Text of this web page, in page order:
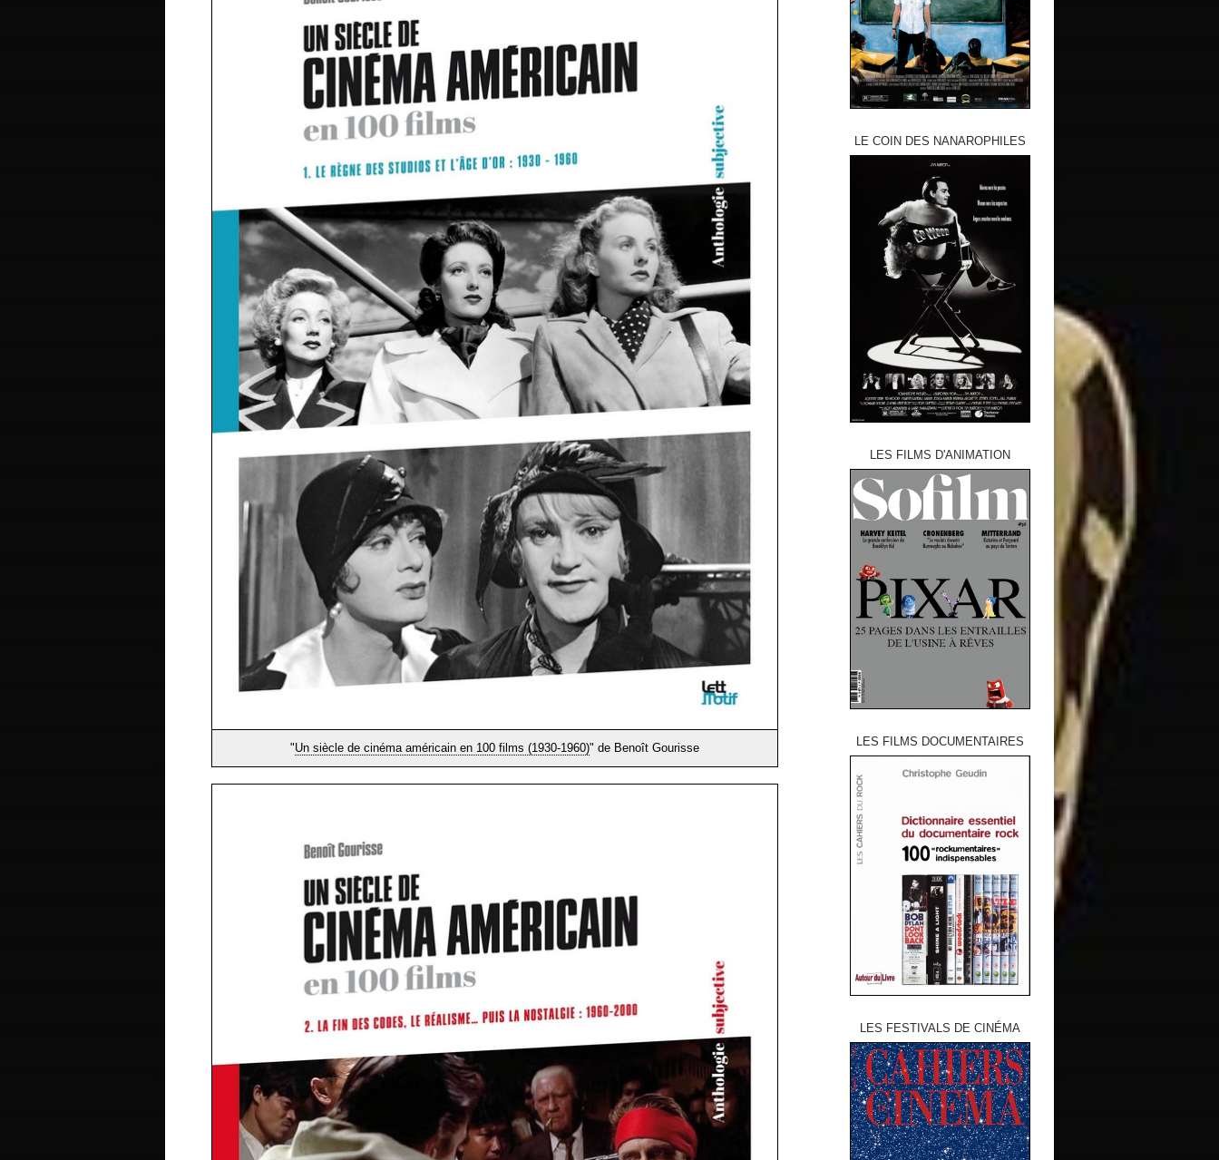
"Un siècle de cinéma américain en 100 films (1930-1960)" de Benoît Gourisse
LE COIN DES NANAROPHILES
LES FILMS D'ANIMATION
LES FILMS DOCUMENTAIRES
LES FESTIVALS DE CINÉMA